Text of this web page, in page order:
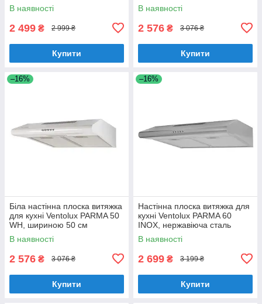
шириною 52 см
В наявності
2 499 ₴ 2 999 ₴
Купити
В наявності
2 576 ₴ 3 076 ₴
Купити
–16%
Біла настінна плоска витяжка
для кухні Ventolux PARMA 50
WH, шириною 50 см
В наявності
2 576 ₴ 3 076 ₴
Купити
–16%
Настінна плоска витяжка для
кухні Ventolux PARMA 60
INOX, нержавіюча сталь
шириною 60 см
В наявності
2 699 ₴ 3 199 ₴
Купити